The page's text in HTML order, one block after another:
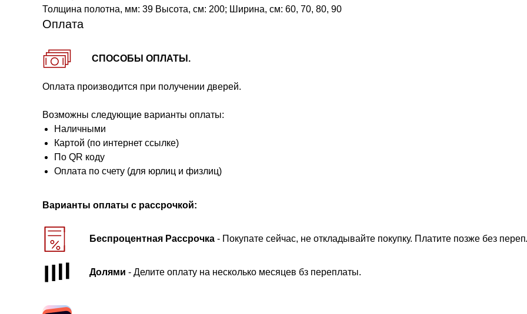
Толщина полотна, мм: 39 Высота, см: 200; Ширина, см: 60, 70, 80, 90
Оплата
СПОСОБЫ ОПЛАТЫ.
Оплата производится при получении дверей.
Возможны следующие варианты оплаты:
Наличными
Картой (по интернет ссылке)
По QR коду
Оплата по счету (для юрлиц и физлиц)
Варианты оплаты с рассрочкой:
Беспроцентная Рассрочка - Покупате сейчас, не откладывайте покупку. Платите позже без
Долями - Делите оплату на несколько месяцев бз переплаты.